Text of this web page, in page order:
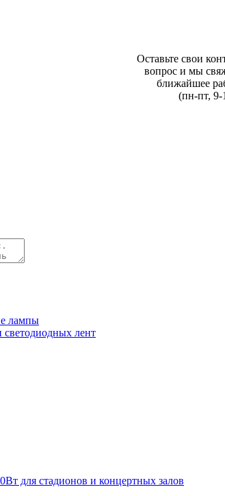
Оставьте свои
вопрос и мы
ближайшее
(пн-пт, 9-
лампы
светодиодных лент
для стадионов и концертных залов